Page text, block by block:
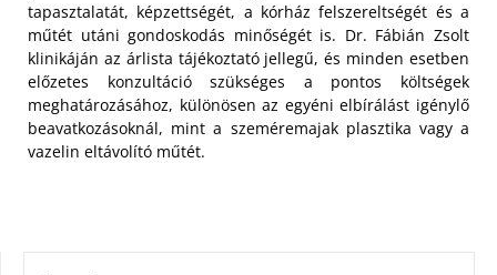
tapasztalatát, képzettségét, a kórház felszereltségét és a
műtét utáni gondoskodás minőségét is. Dr. Fábián Zsolt
klinikáján az árlista tájékoztató jellegű, és minden esetben
előzetes konzultáció szükséges a pontos költségek
meghatározásához, különösen az egyéni elbírálást igénylő
beavatkozásoknál, mint a szeméremajak plasztika vagy a
vazelin eltávolító műtét.